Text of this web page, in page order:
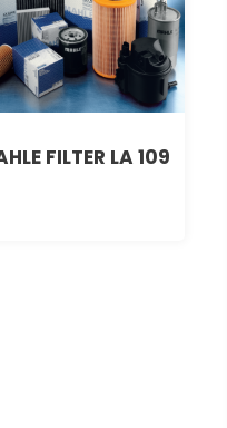
FILTER LA 109